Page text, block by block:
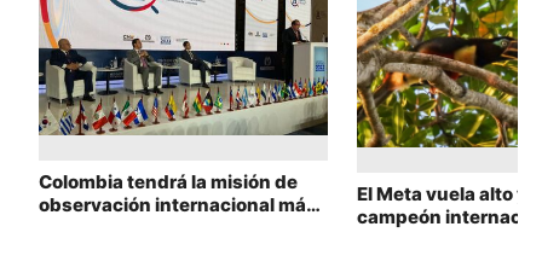
Colombia tendrá la misión de
observación internacional más
El Meta vuela alto y
campeón